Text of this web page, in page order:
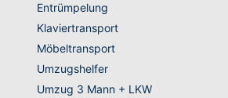
Entrümpelung
Klaviertransport
Möbeltransport
Umzugshelfer
Umzug 3 Mann + LKW